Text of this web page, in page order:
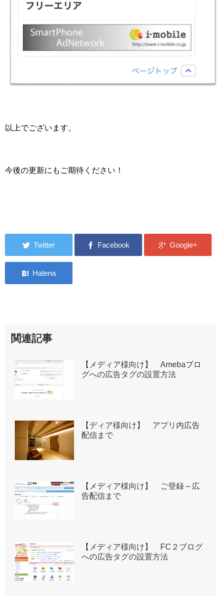
以上でございます。
今後の更新にもご期待ください！
関連記事
【メディア様向け】 Amebaブロ
グへの広告タグの設置方法
【ディア様向け】 アプリ内広告
配信まで
【メディア様向け】 ご登録～広
告配信まで
【メディア様向け】 FC２ブログ
への広告タグの設置方法